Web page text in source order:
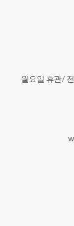
월요일 휴관/